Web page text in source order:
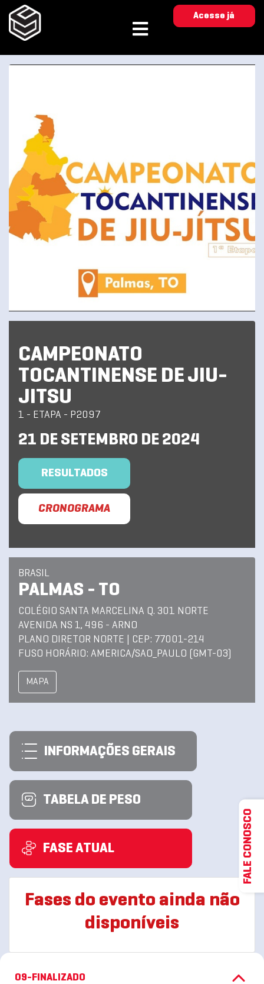
Acesse já
CAMPEONATO
TOCANTINENSE DE JIU-
JITSU
1 - ETAPA - P2097
21 DE SETEMBRO DE 2024
RESULTADOS
CRONOGRAMA
BRASIL
PALMAS - TO
COLÉGIO SANTA MARCELINA Q. 301 NORTE
AVENIDA NS 1, 496 - ARNO
PLANO DIRETOR NORTE | CEP: 77001-214
FUSO HORÁRIO: AMERICA/SAO_PAULO (GMT-03)
MAPA
INFORMAÇÕES GERAIS
TABELA DE PESO
FASE ATUAL
Fases do evento ainda não
disponíveis
09-FINALIZADO
FALE CONOSCO